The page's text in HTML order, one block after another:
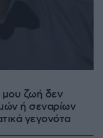
μου ζωή δεν
ή σεναρίων
γεγονότα